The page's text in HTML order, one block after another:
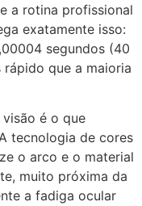
a rotina profissional
exatamente isso:
segundos (40
que a maioria
é o que
tecnologia de cores
o arco e o material
muito próxima da
a fadiga ocular